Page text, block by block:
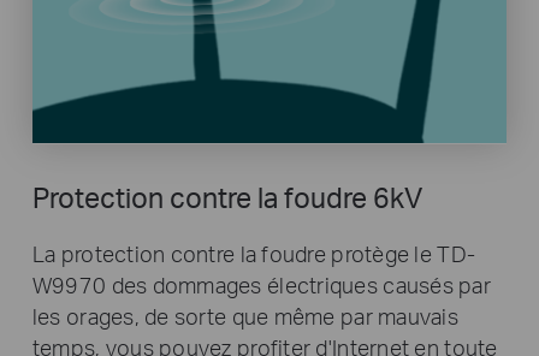
Protection contre la foudre 6kV
La protection contre la foudre protège le TD-
W9970 des dommages électriques causés par
les orages, de sorte que même par mauvais
temps, vous pouvez profiter d'Internet en toute